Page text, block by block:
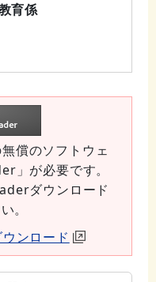
育係
償のソフトウェ
」が必要です。
ダウンロード
。
ンロード